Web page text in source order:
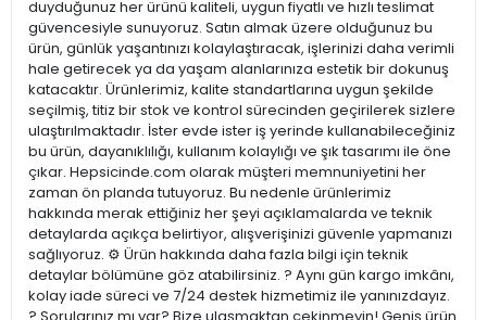
duyduğunuz her ürünü kaliteli, uygun fiyatlı ve hızlı teslimat
güvencesiyle sunuyoruz. Satın almak üzere olduğunuz bu
ürün, günlük yaşantınızı kolaylaştıracak, işlerinizi daha verimli
hale getirecek ya da yaşam alanlarınıza estetik bir dokunuş
katacaktır. Ürünlerimiz, kalite standartlarına uygun şekilde
seçilmiş, titiz bir stok ve kontrol sürecinden geçirilerek sizlere
ulaştırılmaktadır. İster evde ister iş yerinde kullanabileceğiniz
bu ürün, dayanıklılığı, kullanım kolaylığı ve şık tasarımı ile öne
çıkar. Hepsicinde.com olarak müşteri memnuniyetini her
zaman ön planda tutuyoruz. Bu nedenle ürünlerimiz
hakkında merak ettiğiniz her şeyi açıklamalarda ve teknik
detaylarda açıkça belirtiyor, alışverişinizi güvenle yapmanızı
sağlıyoruz. ⚙️ Ürün hakkında daha fazla bilgi için teknik
detaylar bölümüne göz atabilirsiniz. ? Aynı gün kargo imkânı,
kolay iade süreci ve 7/24 destek hizmetimiz ile yanınızdayız.